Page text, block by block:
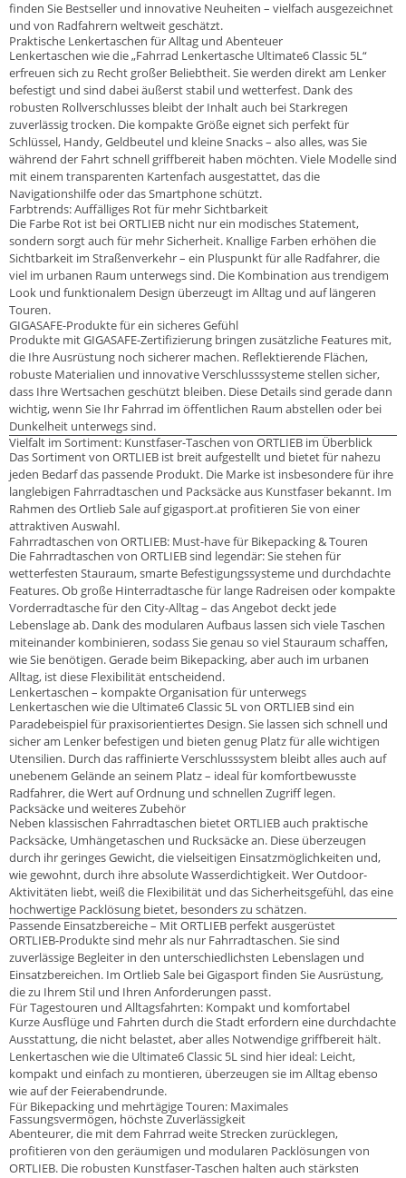
finden Sie Bestseller und innovative Neuheiten – vielfach ausgezeichnet
und von Radfahrern weltweit geschätzt.
Praktische Lenkertaschen für Alltag und Abenteuer
Lenkertaschen wie die „Fahrrad Lenkertasche Ultimate6 Classic 5L“
erfreuen sich zu Recht großer Beliebtheit. Sie werden direkt am Lenker
befestigt und sind dabei äußerst stabil und wetterfest. Dank des
robusten Rollverschlusses bleibt der Inhalt auch bei Starkregen
zuverlässig trocken. Die kompakte Größe eignet sich perfekt für
Schlüssel, Handy, Geldbeutel und kleine Snacks – also alles, was Sie
während der Fahrt schnell griffbereit haben möchten. Viele Modelle sind
mit einem transparenten Kartenfach ausgestattet, das die
Navigationshilfe oder das Smartphone schützt.
Farbtrends: Auffälliges Rot für mehr Sichtbarkeit
Die Farbe Rot ist bei ORTLIEB nicht nur ein modisches Statement,
sondern sorgt auch für mehr Sicherheit. Knallige Farben erhöhen die
Sichtbarkeit im Straßenverkehr – ein Pluspunkt für alle Radfahrer, die
viel im urbanen Raum unterwegs sind. Die Kombination aus trendigem
Look und funktionalem Design überzeugt im Alltag und auf längeren
Touren.
GIGASAFE-Produkte für ein sicheres Gefühl
Produkte mit GIGASAFE-Zertifizierung bringen zusätzliche Features mit,
die Ihre Ausrüstung noch sicherer machen. Reflektierende Flächen,
robuste Materialien und innovative Verschlusssysteme stellen sicher,
dass Ihre Wertsachen geschützt bleiben. Diese Details sind gerade dann
wichtig, wenn Sie Ihr Fahrrad im öffentlichen Raum abstellen oder bei
Dunkelheit unterwegs sind.
Vielfalt im Sortiment: Kunstfaser-Taschen von ORTLIEB im Überblick
Das Sortiment von ORTLIEB ist breit aufgestellt und bietet für nahezu
jeden Bedarf das passende Produkt. Die Marke ist insbesondere für ihre
langlebigen Fahrradtaschen und Packsäcke aus Kunstfaser bekannt. Im
Rahmen des Ortlieb Sale auf gigasport.at profitieren Sie von einer
attraktiven Auswahl.
Fahrradtaschen von ORTLIEB: Must-have für Bikepacking & Touren
Die Fahrradtaschen von ORTLIEB sind legendär: Sie stehen für
wetterfesten Stauraum, smarte Befestigungssysteme und durchdachte
Features. Ob große Hinterradtasche für lange Radreisen oder kompakte
Vorderradtasche für den City-Alltag – das Angebot deckt jede
Lebenslage ab. Dank des modularen Aufbaus lassen sich viele Taschen
miteinander kombinieren, sodass Sie genau so viel Stauraum schaffen,
wie Sie benötigen. Gerade beim Bikepacking, aber auch im urbanen
Alltag, ist diese Flexibilität entscheidend.
Lenkertaschen – kompakte Organisation für unterwegs
Lenkertaschen wie die Ultimate6 Classic 5L von ORTLIEB sind ein
Paradebeispiel für praxisorientiertes Design. Sie lassen sich schnell und
sicher am Lenker befestigen und bieten genug Platz für alle wichtigen
Utensilien. Durch das raffinierte Verschlusssystem bleibt alles auch auf
unebenem Gelände an seinem Platz – ideal für komfortbewusste
Radfahrer, die Wert auf Ordnung und schnellen Zugriff legen.
Packsäcke und weiteres Zubehör
Neben klassischen Fahrradtaschen bietet ORTLIEB auch praktische
Packsäcke, Umhängetaschen und Rucksäcke an. Diese überzeugen
durch ihr geringes Gewicht, die vielseitigen Einsatzmöglichkeiten und,
wie gewohnt, durch ihre absolute Wasserdichtigkeit. Wer Outdoor-
Aktivitäten liebt, weiß die Flexibilität und das Sicherheitsgefühl, das eine
hochwertige Packlösung bietet, besonders zu schätzen.
Passende Einsatzbereiche – Mit ORTLIEB perfekt ausgerüstet
ORTLIEB-Produkte sind mehr als nur Fahrradtaschen. Sie sind
zuverlässige Begleiter in den unterschiedlichsten Lebenslagen und
Einsatzbereichen. Im Ortlieb Sale bei Gigasport finden Sie Ausrüstung,
die zu Ihrem Stil und Ihren Anforderungen passt.
Für Tagestouren und Alltagsfahrten: Kompakt und komfortabel
Kurze Ausflüge und Fahrten durch die Stadt erfordern eine durchdachte
Ausstattung, die nicht belastet, aber alles Notwendige griffbereit hält.
Lenkertaschen wie die Ultimate6 Classic 5L sind hier ideal: Leicht,
kompakt und einfach zu montieren, überzeugen sie im Alltag ebenso
wie auf der Feierabendrunde.
Für Bikepacking und mehrtägige Touren: Maximales
Fassungsvermögen, höchste Zuverlässigkeit
Abenteurer, die mit dem Fahrrad weite Strecken zurücklegen,
profitieren von den geräumigen und modularen Packlösungen von
ORTLIEB. Die robusten Kunstfaser-Taschen halten auch stärksten